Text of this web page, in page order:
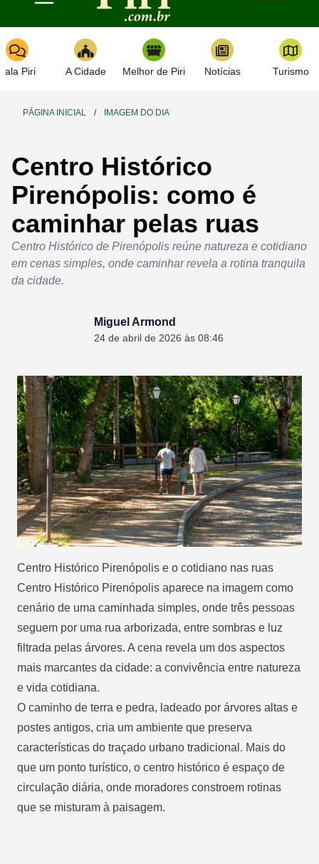
Toggle navigation
Piri A Cidade Melhor de Piri Notícias Turismo
PÁGINA INICIAL / IMAGEM DO DIA
Centro Histórico
Pirenópolis: como é
caminhar pelas ruas
Centro Histórico de Pirenópolis reúne natureza e cotidiano
em cenas simples, onde caminhar revela a rotina tranquila
da cidade.
Miguel Armond
24 de abril de 2026 às 08:46
Centro Histórico Pirenópolis e o cotidiano nas ruas
Centro Histórico Pirenópolis aparece na imagem como
cenário de uma caminhada simples, onde três pessoas
seguem por uma rua arborizada, entre sombras e luz
filtrada pelas árvores. A cena revela um dos aspectos
mais marcantes da cidade: a convivência entre natureza
e vida cotidiana.
O caminho de terra e pedra, ladeado por árvores altas e
postes antigos, cria um ambiente que preserva
características do traçado urbano tradicional. Mais do
que um ponto turístico, o centro histórico é espaço de
circulação diária, onde moradores constroem rotinas
que se misturam à paisagem.